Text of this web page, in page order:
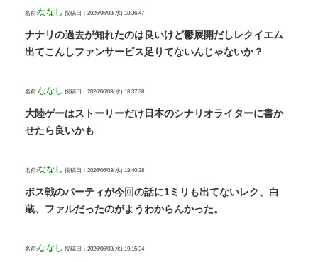
名前:ななし 投稿日：2026/06/03(水) 18:36:47
ナナリの過去が知れたのは良いけど鬱展開だしレクイエム
出てこんしファンサービス足りてないんじゃないか？
名前:ななし 投稿日：2026/06/03(水) 18:37:38
大陸ゲーはストーリーだけ日本のシナリオライターに書か
せたら良いかも
名前:ななし 投稿日：2026/06/03(水) 18:40:38
ボス戦のパーティが今回の話に1ミリも出てないレク、白
蔵、ファルだったのがようわからんかった。
名前:ななし 投稿日：2026/06/03(水) 19:15:34